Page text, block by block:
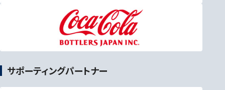
サポーティングパートナー